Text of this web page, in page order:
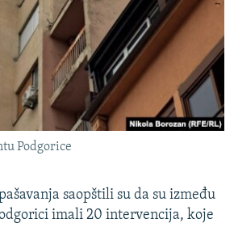
Podgorice
saopštili su da su između
imali 20 intervencija, koje